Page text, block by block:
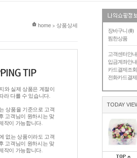
장바구니 (0)
찜한상품
고객센터안내
입금계좌안내
카드결제조회
전화카드결제
TODAY
현재 위치
home > 상품상세
와 실제 상품은 계절이
라 다를 수 있습니다.
상품을 기준으로 고객
고객님이 원하시는 맞
작이 가능합니다.
없는 상품이라도 고객
고객님이 원하시는 맞
작이 가능합니다.